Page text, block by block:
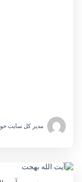
مدیر کل سایت